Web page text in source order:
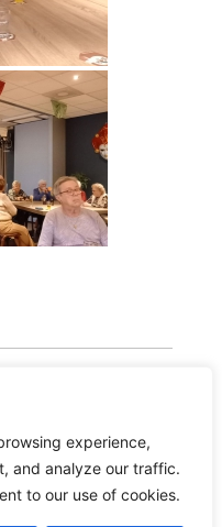
experience,
and analyze our traffic.
to our use of cookies.
Web Media ·